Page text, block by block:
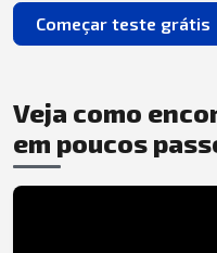
Começar teste grátis
Veja como
em poucos